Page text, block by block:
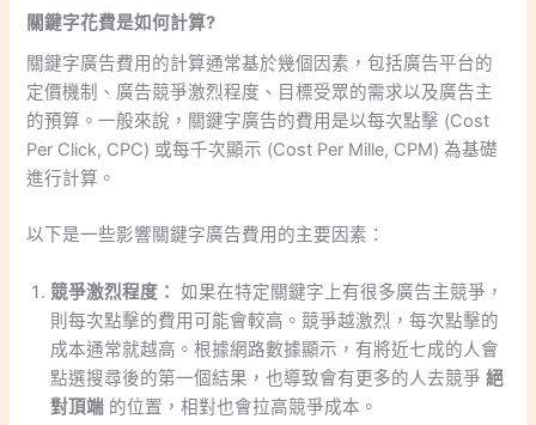
關鍵字花費是如何計算?
關鍵字廣告費用的計算通常基於幾個因素，包括廣告平台的
定價機制、廣告競爭激烈程度、目標受眾的需求以及廣告主
的預算。一般來說，關鍵字廣告的費用是以每次點擊 (Cost
Per Click, CPC) 或每千次顯示 (Cost Per Mille, CPM) 為基礎
進行計算。
以下是一些影響關鍵字廣告費用的主要因素：
競爭激烈程度： 如果在特定關鍵字上有很多廣告主競爭，
則每次點擊的費用可能會較高。競爭越激烈，每次點擊的
成本通常就越高。根據網路數據顯示，有將近七成的人會
點選搜尋後的第一個結果，也導致會有更多的人去競爭絕
對頂端 的位置，相對也會拉高競爭成本。